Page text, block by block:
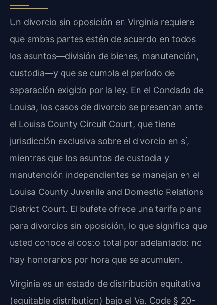
Un divorcio sin oposición en Virginia requiere
que ambas partes estén de acuerdo en todos
los asuntos—división de bienes, manutención,
custodia—y que se cumpla el período de
separación exigido por la ley. En el Condado de
Louisa, los casos de divorcio se presentan ante
el Louisa County Circuit Court, que tiene
jurisdicción exclusiva sobre el divorcio en sí,
mientras que los asuntos de custodia y
manutención independientes se manejan en el
Louisa County Juvenile and Domestic Relations
District Court. El bufete ofrece una tarifa plana
para divorcios sin oposición, lo que significa que
usted conoce el costo total por adelantado: no
hay honorarios por hora que se acumulen.
Virginia es un estado de distribución equitativa
(equitable distribution) bajo el Va. Code § 20-